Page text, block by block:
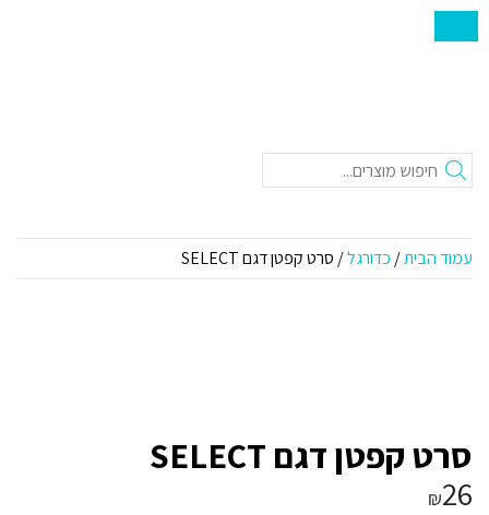
חיפוש
עמוד הבית/ כדורגל/ סרט קפטן דגם SELECT
סרט קפטן דגם SELECT
₪26